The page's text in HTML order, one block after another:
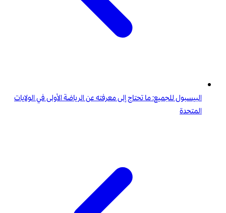
البيسبول للجميع: ما تحتاج إلى معرفته عن الرياضة الأولى في الولايات
المتحدة